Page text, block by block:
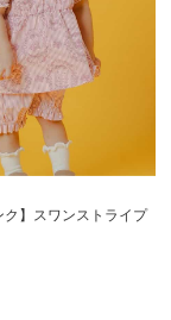
】スワンストライプ